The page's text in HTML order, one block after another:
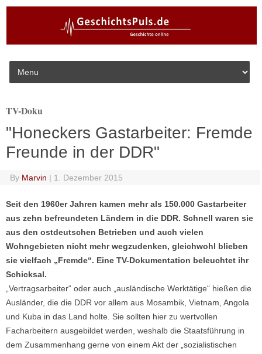
Skip to content
TV-Doku
"Honeckers Gastarbeiter: Fremde
Freunde in der DDR"
By Marvin | 1. Dezember 2015
Seit den 1960er Jahren kamen mehr als 150.000 Gastarbeiter
aus zehn befreundeten Ländern in die DDR. Schnell waren sie
aus den ostdeutschen Betrieben und auch vielen
Wohngebieten nicht mehr wegzudenken, gleichwohl blieben
sie vielfach „Fremde“. Eine TV-Dokumentation beleuchtet ihr
Schicksal.
„Vertragsarbeiter“ oder auch „ausländische Werktätige“ hießen die
Ausländer, die die DDR vor allem aus Mosambik, Vietnam, Angola
und Kuba in das Land holte. Sie sollten hier zu wertvollen
Facharbeitern ausgebildet werden, weshalb die Staatsführung in
dem Zusammenhang gerne von einem Akt der „sozialistischen